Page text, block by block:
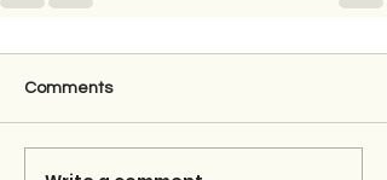
Comments